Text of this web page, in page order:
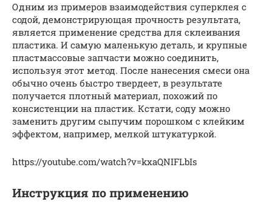
Одним из примеров взаимодействия суперклея с
содой, демонстрирующая прочность результата,
является применение средства для склеивания
пластика. И самую маленькую деталь, и крупные
пластмассовые запчасти можно соединить,
используя этот метод. После нанесения смеси она
обычно очень быстро твердеет, в результате
получается плотный материал, похожий по
консистенции на пластик. Кстати, соду можно
заменить другим сыпучим порошком с клейким
эффектом, например, мелкой штукатуркой.
https://youtube.com/watch?v=kxaQNIFLbIs
Инструкция по применению